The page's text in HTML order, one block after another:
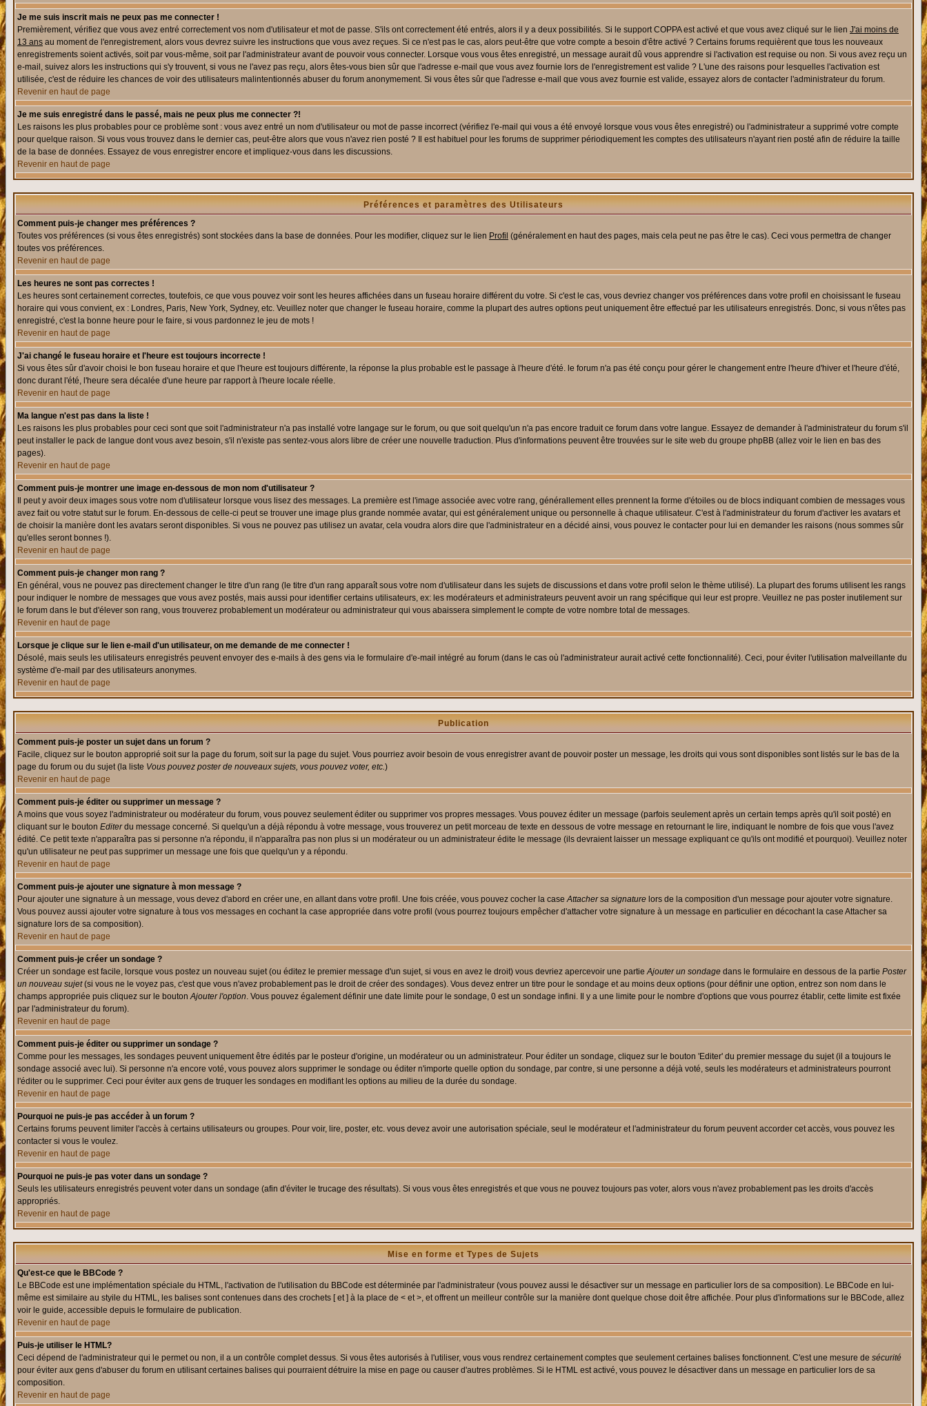
Je me suis inscrit mais ne peux pas me connecter !
Premièrement, vérifiez que vous avez entré correctement vos nom d'utilisateur et mot de passe. S'ils ont correctement été entrés, alors il y a deux possibilités. Si le support COPPA est activé et que vous avez cliqué sur le lien J'ai moins de
13 ans au moment de l'enregistrement, alors vous devrez suivre les instructions que vous avez reçues. Si ce n'est pas le cas, alors peut-être que votre compte a besoin d'être activé ? Certains forums requièrent que tous les nouveaux
enregistrements soient activés, soit par vous-même, soit par l'administrateur avant de pouvoir vous connecter. Lorsque vous vous êtes enregistré, un message aurait dû vous apprendre si l'activation est requise ou non. Si vous avez reçu un
e-mail, suivez alors les instructions qui s'y trouvent, si vous ne l'avez pas reçu, alors êtes-vous bien sûr que l'adresse e-mail que vous avez fournie lors de l'enregistrement est valide ? L'une des raisons pour lesquelles l'activation est
utilisée, c'est de réduire les chances de voir des utilisateurs malintentionnés abuser du forum anonymement. Si vous êtes sûr que l'adresse e-mail que vous avez fournie est valide, essayez alors de contacter l'administrateur du forum.
Revenir en haut de page
Je me suis enregistré dans le passé, mais ne peux plus me connecter ?!
Les raisons les plus probables pour ce problème sont : vous avez entré un nom d'utilisateur ou mot de passe incorrect (vérifiez l'e-mail qui vous a été envoyé lorsque vous vous êtes enregistré) ou l'administrateur a supprimé votre compte
pour quelque raison. Si vous vous trouvez dans le dernier cas, peut-être alors que vous n'avez rien posté ? Il est habituel pour les forums de supprimer périodiquement les comptes des utilisateurs n'ayant rien posté afin de réduire la taille
de la base de données. Essayez de vous enregistrer encore et impliquez-vous dans les discussions.
Revenir en haut de page
Préférences et paramètres des Utilisateurs
Comment puis-je changer mes préférences ?
Toutes vos préférences (si vous êtes enregistrés) sont stockées dans la base de données. Pour les modifier, cliquez sur le lien Profil (généralement en haut des pages, mais cela peut ne pas être le cas). Ceci vous permettra de changer
toutes vos préférences.
Revenir en haut de page
Les heures ne sont pas correctes !
Les heures sont certainement correctes, toutefois, ce que vous pouvez voir sont les heures affichées dans un fuseau horaire différent du votre. Si c'est le cas, vous devriez changer vos préférences dans votre profil en choisissant le fuseau
horaire qui vous convient, ex : Londres, Paris, New York, Sydney, etc. Veuillez noter que changer le fuseau horaire, comme la plupart des autres options peut uniquement être effectué par les utilisateurs enregistrés. Donc, si vous n'êtes pas
enregistré, c'est la bonne heure pour le faire, si vous pardonnez le jeu de mots !
Revenir en haut de page
J'ai changé le fuseau horaire et l'heure est toujours incorrecte !
Si vous êtes sûr d'avoir choisi le bon fuseau horaire et que l'heure est toujours différente, la réponse la plus probable est le passage à l'heure d'été. le forum n'a pas été conçu pour gérer le changement entre l'heure d'hiver et l'heure d'été,
donc durant l'été, l'heure sera décalée d'une heure par rapport à l'heure locale réelle.
Revenir en haut de page
Ma langue n'est pas dans la liste !
Les raisons les plus probables pour ceci sont que soit l'administrateur n'a pas installé votre langage sur le forum, ou que soit quelqu'un n'a pas encore traduit ce forum dans votre langue. Essayez de demander à l'administrateur du forum s'il
peut installer le pack de langue dont vous avez besoin, s'il n'existe pas sentez-vous alors libre de créer une nouvelle traduction. Plus d'informations peuvent être trouvées sur le site web du groupe phpBB (allez voir le lien en bas des
pages).
Revenir en haut de page
Comment puis-je montrer une image en-dessous de mon nom d'utilisateur ?
Il peut y avoir deux images sous votre nom d'utilisateur lorsque vous lisez des messages. La première est l'image associée avec votre rang, générallement elles prennent la forme d'étoiles ou de blocs indiquant combien de messages vous
avez fait ou votre statut sur le forum. En-dessous de celle-ci peut se trouver une image plus grande nommée avatar, qui est généralement unique ou personnelle à chaque utilisateur. C'est à l'administrateur du forum d'activer les avatars et
de choisir la manière dont les avatars seront disponibles. Si vous ne pouvez pas utilisez un avatar, cela voudra alors dire que l'administrateur en a décidé ainsi, vous pouvez le contacter pour lui en demander les raisons (nous sommes sûr
qu'elles seront bonnes !).
Revenir en haut de page
Comment puis-je changer mon rang ?
En général, vous ne pouvez pas directement changer le titre d'un rang (le titre d'un rang apparaît sous votre nom d'utilisateur dans les sujets de discussions et dans votre profil selon le thème utilisé). La plupart des forums utilisent les rangs
pour indiquer le nombre de messages que vous avez postés, mais aussi pour identifier certains utilisateurs, ex: les modérateurs et administrateurs peuvent avoir un rang spécifique qui leur est propre. Veuillez ne pas poster inutilement sur
le forum dans le but d'élever son rang, vous trouverez probablement un modérateur ou administrateur qui vous abaissera simplement le compte de votre nombre total de messages.
Revenir en haut de page
Lorsque je clique sur le lien e-mail d'un utilisateur, on me demande de me connecter !
Désolé, mais seuls les utilisateurs enregistrés peuvent envoyer des e-mails à des gens via le formulaire d'e-mail intégré au forum (dans le cas où l'administrateur aurait activé cette fonctionnalité). Ceci, pour éviter l'utilisation malveillante du
système d'e-mail par des utilisateurs anonymes.
Revenir en haut de page
Publication
Comment puis-je poster un sujet dans un forum ?
Facile, cliquez sur le bouton approprié soit sur la page du forum, soit sur la page du sujet. Vous pourriez avoir besoin de vous enregistrer avant de pouvoir poster un message, les droits qui vous sont disponibles sont listés sur le bas de la
page du forum ou du sujet (la liste Vous pouvez poster de nouveaux sujets, vous pouvez voter, etc.)
Revenir en haut de page
Comment puis-je éditer ou supprimer un message ?
A moins que vous soyez l'administrateur ou modérateur du forum, vous pouvez seulement éditer ou supprimer vos propres messages. Vous pouvez éditer un message (parfois seulement après un certain temps après qu'il soit posté) en
cliquant sur le bouton Editerdu message concerné. Si quelqu'un a déjà répondu à votre message, vous trouverez un petit morceau de texte en dessous de votre message en retournant le lire, indiquant le nombre de fois que vous l'avez
édité. Ce petit texte n'apparaîtra pas si personne n'a répondu, il n'apparaîtra pas non plus si un modérateur ou un administrateur édite le message (ils devraient laisser un message expliquant ce qu'ils ont modifié et pourquoi). Veuillez noter
qu'un utilisateur ne peut pas supprimer un message une fois que quelqu'un y a répondu.
Revenir en haut de page
Comment puis-je ajouter une signature à mon message ?
Pour ajouter une signature à un message, vous devez d'abord en créer une, en allant dans votre profil. Une fois créée, vous pouvez cocher la caseAttacher sa signature lors de la composition d'un message pour ajouter votre signature.
Vous pouvez aussi ajouter votre signature à tous vos messages en cochant la case appropriée dans votre profil (vous pourrez toujours empêcher d'attacher votre signature à un message en particulier en décochant la case Attacher sa
signature lors de sa composition).
Revenir en haut de page
Comment puis-je créer un sondage ?
Créer un sondage est facile, lorsque vous postez un nouveau sujet (ou éditez le premier message d'un sujet, si vous en avez le droit) vous devriez apercevoir une partieAjouter un sondage dans le formulaire en dessous de la partie Poster
un nouveau sujet(si vous ne le voyez pas, c'est que vous n'avez probablement pas le droit de créer des sondages). Vous devez entrer un titre pour le sondage et au moins deux options (pour définir une option, entrez son nom dans le
champs appropriée puis cliquez sur le boutonAjouter l'option. Vous pouvez également définir une date limite pour le sondage, 0 est un sondage infini. Il y a une limite pour le nombre d'options que vous pourrez établir, cette limite est fixée
par l'administrateur du forum).
Revenir en haut de page
Comment puis-je éditer ou supprimer un sondage ?
Comme pour les messages, les sondages peuvent uniquement être édités par le posteur d'origine, un modérateur ou un administrateur. Pour éditer un sondage, cliquez sur le bouton 'Editer' du premier message du sujet (il a toujours le
sondage associé avec lui). Si personne n'a encore voté, vous pouvez alors supprimer le sondage ou éditer n'importe quelle option du sondage, par contre, si une personne a déjà voté, seuls les modérateurs et administrateurs pourront
l'éditer ou le supprimer. Ceci pour éviter aux gens de truquer les sondages en modifiant les options au milieu de la durée du sondage.
Revenir en haut de page
Pourquoi ne puis-je pas accéder à un forum ?
Certains forums peuvent limiter l'accès à certains utilisateurs ou groupes. Pour voir, lire, poster, etc. vous devez avoir une autorisation spéciale, seul le modérateur et l'administrateur du forum peuvent accorder cet accès, vous pouvez les
contacter si vous le voulez.
Revenir en haut de page
Pourquoi ne puis-je pas voter dans un sondage ?
Seuls les utilisateurs enregistrés peuvent voter dans un sondage (afin d'éviter le trucage des résultats). Si vous vous êtes enregistrés et que vous ne pouvez toujours pas voter, alors vous n'avez probablement pas les droits d'accès
appropriés.
Revenir en haut de page
Mise en forme et Types de Sujets
Qu'est-ce que le BBCode ?
Le BBCode est une implémentation spéciale du HTML, l'activation de l'utilisation du BBCode est déterminée par l'administrateur (vous pouvez aussi le désactiver sur un message en particulier lors de sa composition). Le BBCode en lui-
même est similaire au styile du HTML, les balises sont contenues dans des crochets [ et ] à la place de < et >, et offrent un meilleur contrôle sur la manière dont quelque chose doit être affichée. Pour plus d'informations sur le BBCode, allez
voir le guide, accessible depuis le formulaire de publication.
Revenir en haut de page
Puis-je utiliser le HTML?
Ceci dépend de l'administrateur qui le permet ou non, il a un contrôle complet dessus. Si vous êtes autorisés à l'utiliser, vous vous rendrez certainement comptes que seulement certaines balises fonctionnent. C'est une mesure de sécurité
pour éviter aux gens d'abuser du forum en utilisant certaines balises qui pourraient détruire la mise en page ou causer d'autres problèmes. Si le HTML est activé, vous pouvez le désactiver dans un message en particulier lors de sa
composition.
Revenir en haut de page